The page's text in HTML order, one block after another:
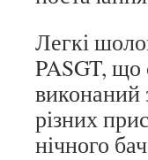
Легкі
PASGT, що
виконаний
різних
нічного